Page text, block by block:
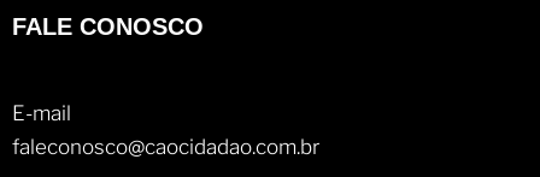
FALE CONOSCO
E-mail
faleconosco@caocidadao.com.br